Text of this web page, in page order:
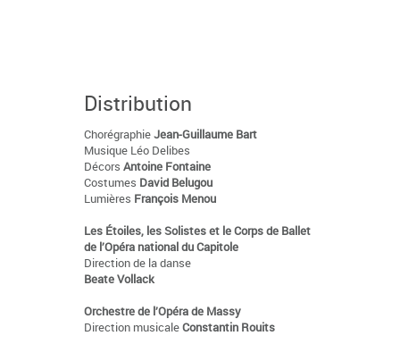
Distribution
ChorégraphieJean-Guillaume Bart
Musique Léo Delibes
Décors Antoine Fontaine
Costumes David Belugou
Lumières François Menou
Les Étoiles, les Solistes et le Corps de Ballet
de l’Opéra national du Capitole
Direction de la danse
Beate Vollack
Orchestre de l’Opéra de Massy
Direction musicaleConstantin Rouits